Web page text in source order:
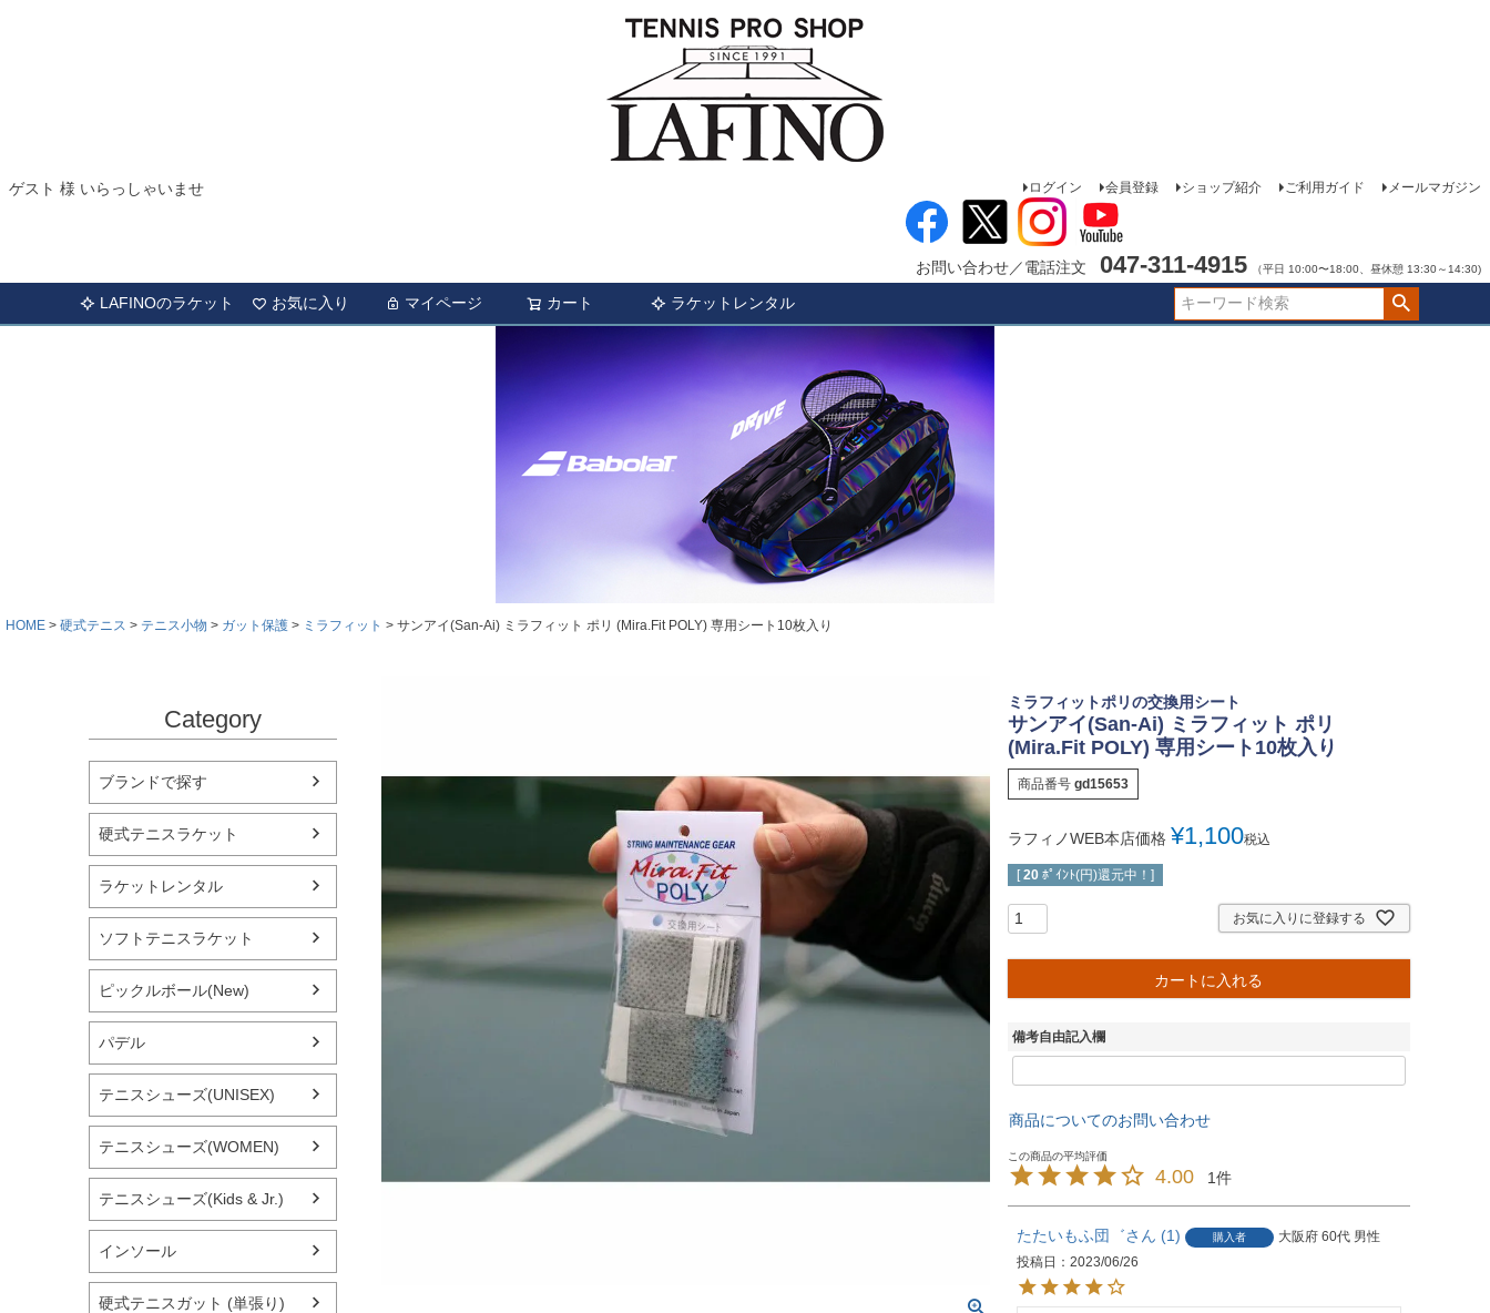
ゲスト 様 いらっしゃいませ ログイン 会員登録 ショップ紹介 ご利用ガイド メールマガジン
お問い合わせ／電話注文 047-311-4915 （平日 10:00〜18:00、昼休憩 13:30～14:30)
LAFINOのラケット お気に入り マイページ カート ラケットレンタル
HOME 硬式テニス テニス小物 ガット保護 ミラフィット サンアイ(San-Ai) ミラフィット ポリ (Mira.Fit POLY) 専用シート10枚入り
Category
ブランドで探す
硬式テニスラケット
ラケットレンタル
ソフトテニスラケット
ピックルボール(New)
パデル
テニスシューズ(UNISEX)
テニスシューズ(WOMEN)
テニスシューズ(Kids & Jr.)
インソール
硬式テニスガット (単張り)
ミラフィットポリの交換用シート
サンアイ(San-Ai) ミラフィット ポリ
(Mira.Fit POLY) 専用シート10枚入り
商品番号 gd15653
ラフィノWEB本店価格 ¥1,100税込
[ 20 ﾎﾟｲﾝﾄ(円)還元中！]
お気に入りに登録する
カートに入れる
備考自由記入欄
商品についてのお問い合わせ
4.00 1
たたいもふ団゛ 1 購入者 大阪府 60代 男性
投稿日
2023/06/26